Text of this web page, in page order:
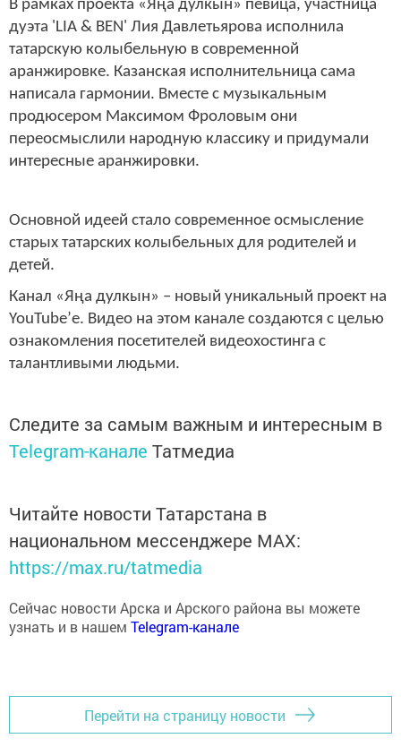
дуэта 'LIA & BEN' Лия Давлетьярова исполнила
татарскую колыбельную в современной
аранжировке. Казанская исполнительница сама
написала гармонии. Вместе с музыкальным
продюсером Максимом Фроловым они
переосмыслили народную классику и придумали
интересные аранжировки.
старых татарских колыбельных для родителей и
детей.
YouTube’е. Видео на этом канале создаются с целью
ознакомления посетителей видеохостинга с
Telegram-каналеТатмедиа
Читайте новости Татарстана в
национальном мессенджере MАХ:
https://max.ru/tatmedia
узнать и в нашемTelegram-канале
Перейти на страницу новости